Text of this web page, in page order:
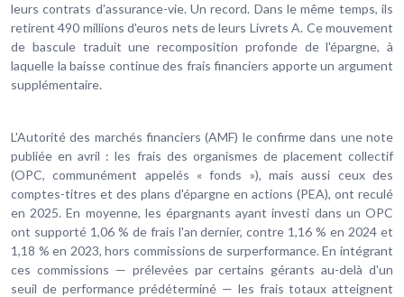
leurs contrats d'assurance-vie. Un record. Dans le même temps, ils
retirent 490 millions d'euros nets de leurs Livrets A. Ce mouvement
de bascule traduit une recomposition profonde de l'épargne, à
laquelle la baisse continue des frais financiers apporte un argument
supplémentaire.
L'Autorité des marchés financiers (AMF) le confirme dans une note
publiée en avril : les frais des organismes de placement collectif
(OPC, communément appelés « fonds »), mais aussi ceux des
comptes-titres et des plans d'épargne en actions (PEA), ont reculé
en 2025. En moyenne, les épargnants ayant investi dans un OPC
ont supporté 1,06 % de frais l'an dernier, contre 1,16 % en 2024 et
1,18 % en 2023, hors commissions de surperformance. En intégrant
ces commissions — prélevées par certains gérants au-delà d'un
seuil de performance prédéterminé — les frais totaux atteignent